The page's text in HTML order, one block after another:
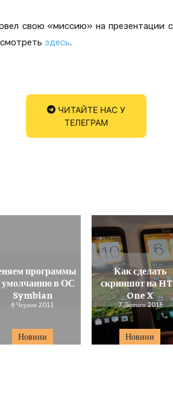
свою «миссию» на презентации
здесь.
ЧИТАЙТЕ НАС У
ТЕЛЕГРАМ
Новини
программы
умолчанию в ОС
Symbian
6 Червня 2011
Новини
Как сделать
скриншот на
One X
7 Лютого 2013